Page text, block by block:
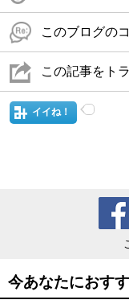
このブログの
この記事をト
イイね！
今あなたにおす